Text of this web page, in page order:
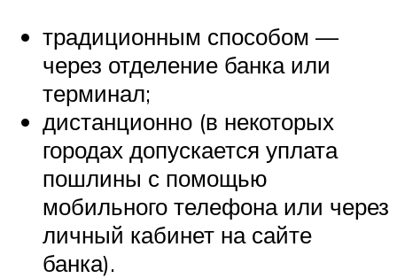
традиционным способом —
через отделение банка или
терминал;
дистанционно (в некоторых
городах допускается уплата
пошлины с помощью
мобильного телефона или через
личный кабинет на сайте
банка).